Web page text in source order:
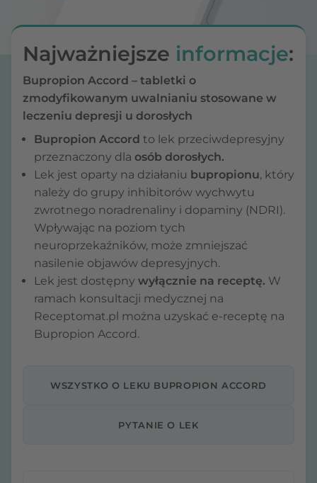
Najważniejsze informacje:
Bupropion Accord – tabletki o
zmodyfikowanym uwalnianiu stosowane w
leczeniu depresji u dorosłych
Bupropion Accord to lek przeciwdepresyjny
przeznaczony dla osób dorosłych.
Lek jest oparty na działaniu bupropionu, który
należy do grupy inhibitorów wychwytu
zwrotnego noradrenaliny i dopaminy (NDRI).
Wpływając na poziom tych
neuroprzekaźników, może zmniejszać
nasilenie objawów depresyjnych.
Lek jest dostępny wyłącznie na receptę. W
ramach konsultacji medycznej na
Receptomat.pl można uzyskać e-receptę na
Bupropion Accord.
WSZYSTKO O LEKU BUPROPION ACCORD
PYTANIE O LEK